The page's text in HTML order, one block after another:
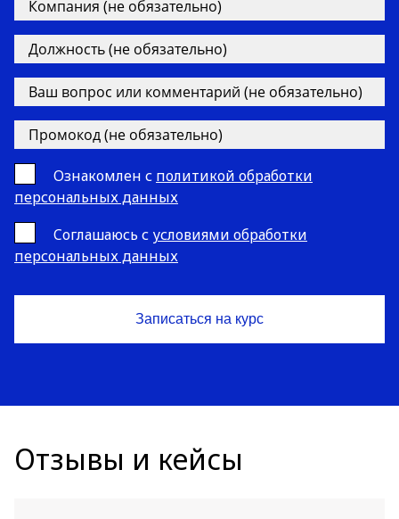
Ознакомлен с политикой обработки
персональных данных
Cоглашаюсь с условиями обработки
персональных данных
Отзывы и кейсы